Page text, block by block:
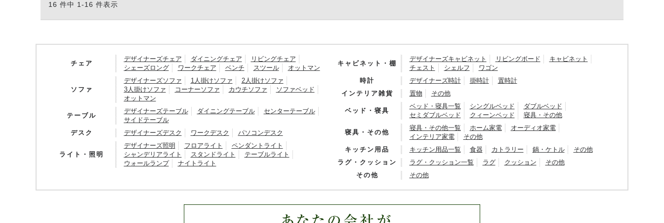
16 件中 1-16 件表示
チェア
デザイナーズチェア ダイニングチェア
リビングチェア
シェーズロング
ワークチェア ベンチ スツール オットマン
ソファ
デザイナーズソファ 1人掛けソファ
2人掛けソファ
3人掛けソファ
コーナーソファ カウチソファ
ソファベッド
オットマン
テーブル
デザイナーズテーブル ダイニングテーブル
センターテーブル
サイドテーブル
デスク
デザイナーズデスク ワークデスク パソコンデスク
ライト・照明
デザイナーズ照明 フロアライト
ペンダントライト
シャンデリアライト
スタンドライト
テーブルライト
ウォールランプ
ナイトライト
キャビネット・棚
デザイナーズキャビネット リビングボード
キャビネット
チェスト
シェルフ
ワゴン
時計
デザイナーズ時計 掛時計
置時計
インテリア雑貨
置物 その他
ベッド・寝具
ベッド・寝具一覧 シングルベッド
ダブルベッド
セミダブルベッド
クィーンベッド 寝具・その他
寝具・その他
寝具・その他一覧 ホーム家電
オーディオ家電
インテリア家電
その他
キッチン用品
キッチン用品一覧 食器 カトラリー 鍋・ケトル
その他
ラグ・クッション
ラグ・クッション一覧 ラグ クッション
その他
その他
その他